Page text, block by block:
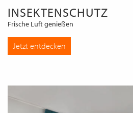
INSEKTENSCHUTZ
Frische Luft genießen
Jetzt entdecken